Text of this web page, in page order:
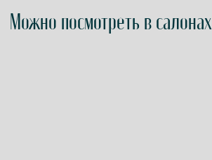
Можно посмотреть в салонах